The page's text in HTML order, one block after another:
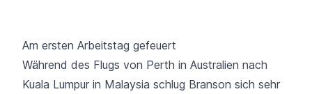
Am ersten Arbeitstag gefeuert
Während des Flugs von Perth in Australien nach
Kuala Lumpur in Malaysia schlug Branson sich sehr